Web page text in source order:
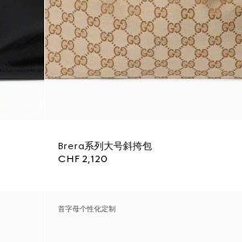
Brera系列大号斜挎包
CHF 2,120
首字母个性化定制